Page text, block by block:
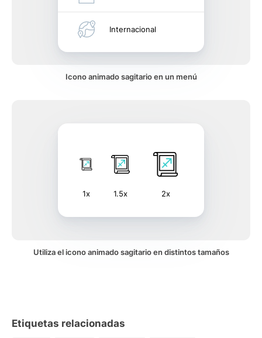
Internacional
Icono animado sagitario en un menú
1x 1.5x 2x
Utiliza el icono animado sagitario en distintos tamaños
Etiquetas relacionadas